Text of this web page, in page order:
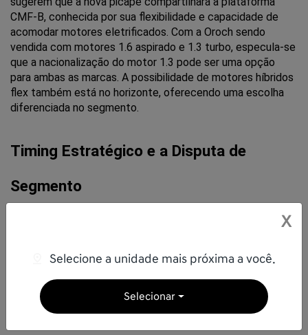
CMF-B, conhecida por sua flexibilidade e capacidade de
acomodar motores eletrificados. Com a Oroch sendo
vendida com motores 1.6 aspirado e 1.3 turbo, especula-se
que a nacionalização do motor 1.3 pode ser uma opção
para ambas as marcas. A possibilidade de motores híbridos
flex também está no horizonte, oferecendo uma escolha
diferenciada no segmento.
Timing Estratégico e a Disputa de
Segmento
planejando a produção da Tarok, o timing desse projeto é
ganhando destaque, tornando a competição ainda mais
desafios e, portanto, estão focadas em um
desenvolvimento ágil para entrar no mercado de picapes
X
Selecione a unidade mais próxima a você.
Selecionar